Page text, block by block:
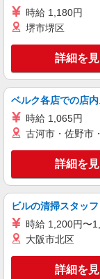
キープ
派遣社員
株式会社シエロ
万
キープ
紹介予定派遣
株式会社シエロ
万
時給 1,180円
堺市堺区
詳細を
ベルク各店での店
時給 1,065円
古河市・佐野市
詳細を
ビルの清掃スタッフ
時給 1,200円〜
大阪市北区
詳細を